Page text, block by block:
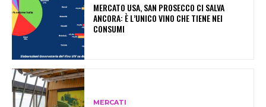
MERCATO USA, SAN PROSECCO CI SALVA
ANCORA: È L’UNICO VINO CHE TIENE NEI
CONSUMI
MERCATI